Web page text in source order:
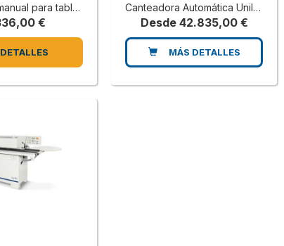
tableros rectos y perfilados
€
DETALLES
Canteadora Automática Unilateral
Desde 42.835,00 €
MÁS DETALLES